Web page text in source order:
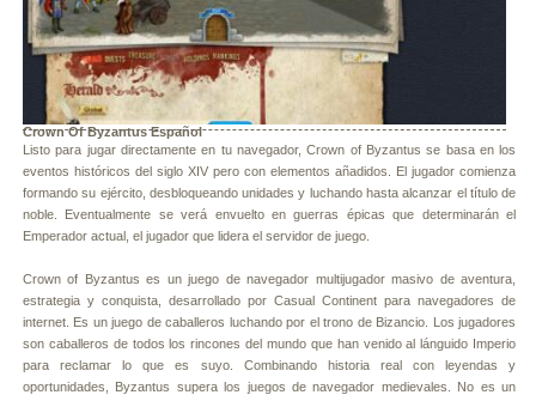
Crown Of Byzantus Español
Listo para jugar directamente en tu navegador, Crown of Byzantus se basa en los
eventos históricos del siglo XIV pero con elementos añadidos. El jugador comienza
formando su ejército, desbloqueando unidades y luchando hasta alcanzar el título de
noble. Eventualmente se verá envuelto en guerras épicas que determinarán el
Emperador actual, el jugador que lidera el servidor de juego.
Crown of Byzantus es un juego de navegador multijugador masivo de aventura,
estrategia y conquista, desarrollado por Casual Continent para navegadores de
internet. Es un juego de caballeros luchando por el trono de Bizancio. Los jugadores
son caballeros de todos los rincones del mundo que han venido al lánguido Imperio
para reclamar lo que es suyo. Combinando historia real con leyendas y
oportunidades, Byzantus supera los juegos de navegador medievales. No es un